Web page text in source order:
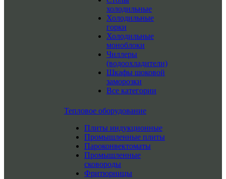
холодильные
Холодильные
горки
Холодильные
моноблоки
Чиллеры
(водоохладители)
Шкафы шоковой
заморозки
Все категории
Тепловое оборудование
Плиты индукционные
Промышленные плиты
Пароконвектоматы
Промышленные
сковороды
Фритюрницы